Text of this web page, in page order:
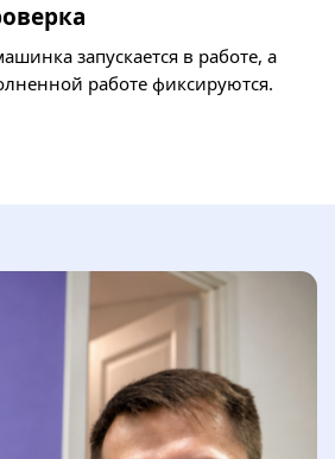
запускается в работе, а
работе фиксируются.